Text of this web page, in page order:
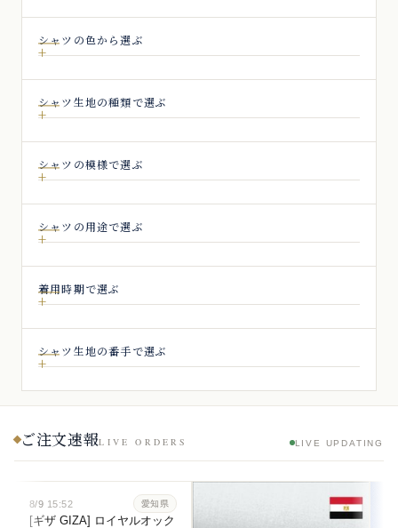
シャツの色から選ぶ
シャツ生地の種類で選ぶ
シャツの模様で選ぶ
シャツの用途で選ぶ
着用時期で選ぶ
シャツ生地の番手で選ぶ
ご注文速報LIVE ORDERS LIVE UPDATING
8/9 15:52 愛知県
[ギザ GIZA] ロイヤルオック